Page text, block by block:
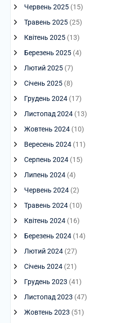
Червень 2025(15)
Травень 2025(25)
Квітень 2025(13)
Березень 2025(4)
Лютий 2025(7)
Січень 2025(8)
Грудень 2024(17)
Листопад 2024(13)
Жовтень 2024(10)
Вересень 2024(11)
Серпень 2024(15)
Липень 2024(4)
Червень 2024(2)
Травень 2024(10)
Квітень 2024(16)
Березень 2024(14)
Лютий 2024(27)
Січень 2024(21)
Грудень 2023 (41)
Листопад 2023 (47)
Жовтень 2023 (51)